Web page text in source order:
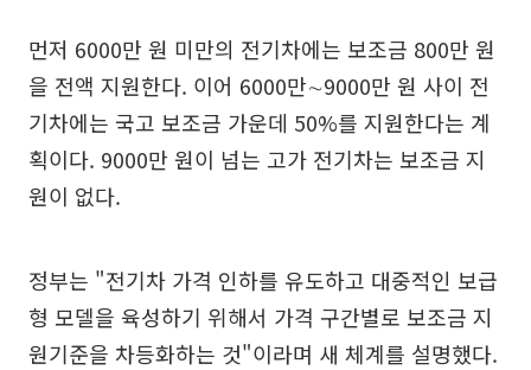
먼저 6000만 원 미만의 전기차에는 보조금 800만 원
을 전액 지원한다. 이어 6000만∼9000만 원 사이 전
기차에는 국고 보조금 가운데 50%를 지원한다는 계
획이다. 9000만 원이 넘는 고가 전기차는 보조금 지
원이 없다.
정부는 "전기차 가격 인하를 유도하고 대중적인 보급
형 모델을 육성하기 위해서 가격 구간별로 보조금 지
원기준을 차등화하는 것"이라며 새 체계를 설명했다.